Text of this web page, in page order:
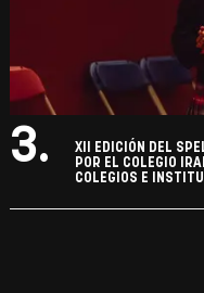
3.
XII EDICIÓN DEL
POR EL COLEGIO
COLEGIOS E